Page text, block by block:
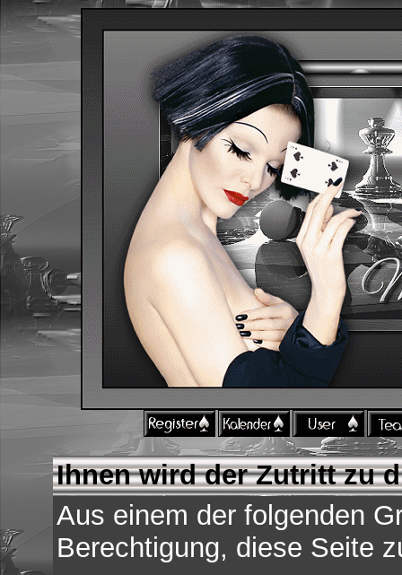
Ihnen wird der Zutritt zu
Aus einem der folgenden
Berechtigung, diese Seite